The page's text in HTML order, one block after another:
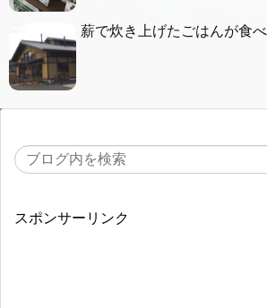
薪で炊き上げたごはんが食
スポンサーリンク